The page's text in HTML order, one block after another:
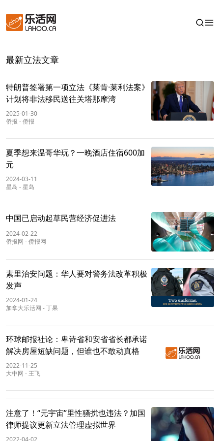
最新立法文章
特朗普签署第一项立法《莱肯·莱利法案》
计划将非法移民送往关塔那摩湾
2025-01-30
侨报 -侨报
夏季想来温哥华玩？一晚酒店住宿600加
元
2024-03-11
星岛 -星岛
中国已启动起草民营经济促进法
2024-02-22
侨报网 -侨报网
素里治安问题：华人要对警务法改革积极
发声
2024-01-24
加拿大乐活网 -丁果
环球邮报社论：卑诗省和安省省长都承诺
解决房屋短缺问题，但谁也不敢动真格
2022-11-25
大中网 - 王飞
注意了！“元宇宙”里性骚扰也违法？加国
律师提议更新立法管理虚拟世界
2022-04-02